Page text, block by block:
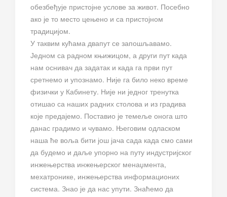
обезбеђује пристојне услове за живот. Посебно
ако је то место цењено и са пристојном
традицијом.
У таквим кућама двапут се запошљавамо.
Једном са радном књижицом, а други пут када
нам оснивач да задатак и када га први пут
сретнемо и упознамо. Није га било неко време
физички у Кабинету. Није ни једног тренутка
отишао са наших радних столова и из градива
које предајемо. Поставио је темеље онога што
данас градимо и чувамо. Његовим одласком
наша ће воља бити још јача сада када смо сами
да будемо и даље упорно на путу индустријског
инжењерства инжењерског менаџмента,
мехатронике, инжењерства информационих
система. Знао је да нас упути. Знаћемо да